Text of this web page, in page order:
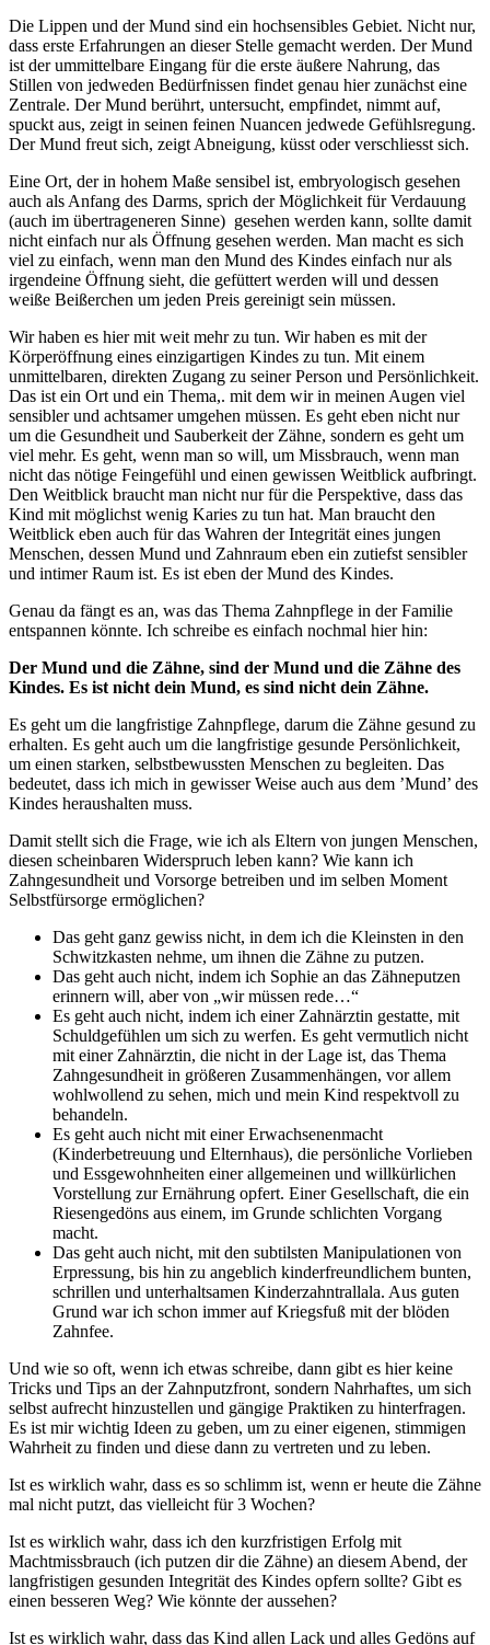
Die Lippen und der Mund sind ein hochsensibles Gebiet. Nicht nur,
dass erste Erfahrungen an dieser Stelle gemacht werden. Der Mund
ist der ummittelbare Eingang für die erste äußere Nahrung, das
Stillen von jedweden Bedürfnissen findet genau hier zunächst eine
Zentrale. Der Mund berührt, untersucht, empfindet, nimmt auf,
spuckt aus, zeigt in seinen feinen Nuancen jedwede Gefühlsregung.
Der Mund freut sich, zeigt Abneigung, küsst oder verschliesst sich.
Eine Ort, der in hohem Maße sensibel ist, embryologisch gesehen
auch als Anfang des Darms, sprich der Möglichkeit für Verdauung
(auch im übertrageneren Sinne) gesehen werden kann, sollte damit
nicht einfach nur als Öffnung gesehen werden. Man macht es sich
viel zu einfach, wenn man den Mund des Kindes einfach nur als
irgendeine Öffnung sieht, die gefüttert werden will und dessen
weiße Beißerchen um jeden Preis gereinigt sein müssen.
Wir haben es hier mit weit mehr zu tun. Wir haben es mit der
Körperöffnung eines einzigartigen Kindes zu tun. Mit einem
unmittelbaren, direkten Zugang zu seiner Person und Persönlichkeit.
Das ist ein Ort und ein Thema,. mit dem wir in meinen Augen viel
sensibler und achtsamer umgehen müssen. Es geht eben nicht nur
um die Gesundheit und Sauberkeit der Zähne, sondern es geht um
viel mehr. Es geht, wenn man so will, um Missbrauch, wenn man
nicht das nötige Feingefühl und einen gewissen Weitblick aufbringt.
Den Weitblick braucht man nicht nur für die Perspektive, dass das
Kind mit möglichst wenig Karies zu tun hat. Man braucht den
Weitblick eben auch für das Wahren der Integrität eines jungen
Menschen, dessen Mund und Zahnraum eben ein zutiefst sensibler
und intimer Raum ist. Es ist eben der Mund des Kindes.
Genau da fängt es an, was das Thema Zahnpflege in der Familie
entspannen könnte. Ich schreibe es einfach nochmal hier hin:
Der Mund und die Zähne, sind der Mund und die Zähne des
Kindes. Es ist nicht dein Mund, es sind nicht dein Zähne.
Es geht um die langfristige Zahnpflege, darum die Zähne gesund zu
erhalten. Es geht auch um die langfristige gesunde Persönlichkeit,
um einen starken, selbstbewussten Menschen zu begleiten. Das
bedeutet, dass ich mich in gewisser Weise auch aus dem ’Mund’ des
Kindes heraushalten muss.
Damit stellt sich die Frage, wie ich als Eltern von jungen Menschen,
diesen scheinbaren Widerspruch leben kann? Wie kann ich
Zahngesundheit und Vorsorge betreiben und im selben Moment
Selbstfürsorge ermöglichen?
Das geht ganz gewiss nicht, in dem ich die Kleinsten in den
Schwitzkasten nehme, um ihnen die Zähne zu putzen.
Das geht auch nicht, indem ich Sophie an das Zähneputzen
erinnern will, aber von „wir müssen rede…“
Es geht auch nicht, indem ich einer Zahnärztin gestatte, mit
Schuldgefühlen um sich zu werfen. Es geht vermutlich nicht
mit einer Zahnärztin, die nicht in der Lage ist, das Thema
Zahngesundheit in größeren Zusammenhängen, vor allem
wohlwollend zu sehen, mich und mein Kind respektvoll zu
behandeln.
Es geht auch nicht mit einer Erwachsenenmacht
(Kinderbetreuung und Elternhaus), die persönliche Vorlieben
und Essgewohnheiten einer allgemeinen und willkürlichen
Vorstellung zur Ernährung opfert. Einer Gesellschaft, die ein
Riesengedöns aus einem, im Grunde schlichten Vorgang
macht.
Das geht auch nicht, mit den subtilsten Manipulationen von
Erpressung, bis hin zu angeblich kinderfreundlichem bunten,
schrillen und unterhaltsamen Kinderzahntrallala. Aus guten
Grund war ich schon immer auf Kriegsfuß mit der blöden
Zahnfee.
Und wie so oft, wenn ich etwas schreibe, dann gibt es hier keine
Tricks und Tips an der Zahnputzfront, sondern Nahrhaftes, um sich
selbst aufrecht hinzustellen und gängige Praktiken zu hinterfragen.
Es ist mir wichtig Ideen zu geben, um zu einer eigenen, stimmigen
Wahrheit zu finden und diese dann zu vertreten und zu leben.
Ist es wirklich wahr, dass es so schlimm ist, wenn er heute die Zähne
mal nicht putzt, das vielleicht für 3 Wochen?
Ist es wirklich wahr, dass ich den kurzfristigen Erfolg mit
Machtmissbrauch (ich putzen dir die Zähne) an diesem Abend, der
langfristigen gesunden Integrität des Kindes opfern sollte? Gibt es
einen besseren Weg? Wie könnte der aussehen?
Ist es wirklich wahr, dass das Kind allen Lack und alles Gedöns auf